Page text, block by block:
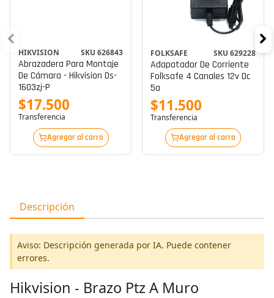
HIKVISION SKU 626843
Abrazadera Para Montaje
De Cámara - Hikvision Ds-
1603zj-P
$17.500
Transferencia
Agregar al carro
FOLKSAFE SKU 629228
Adapatador De Corriente
Folksafe 4 Canales 12v Dc
5a
$11.500
Transferencia
Agregar al carro
Descripción
Aviso: Descripción generada por IA. Puede contener
errores.
Hikvision - Brazo Ptz A Muro